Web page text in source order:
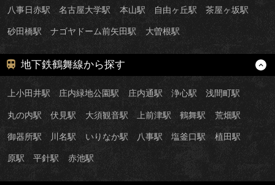
八事日赤駅 名古屋大学駅 本山駅 自由ヶ丘駅 茶屋ヶ坂駅
砂田橋駅 ナゴヤドーム前矢田駅 大曽根駅
地下鉄鶴舞線から探す
上小田井駅 庄内緑地公園駅 庄内通駅 浄心駅 浅間町駅
丸の内駅 伏見駅 大須観音駅 上前津駅 鶴舞駅 荒畑駅
御器所駅 川名駅 いりなか駅 八事駅 塩釜口駅 植田駅
原駅 平針駅 赤池駅